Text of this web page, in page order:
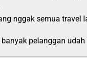
nggak semua travel
pelanggan